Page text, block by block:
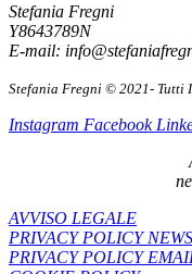
Stefania Fregni
Y8643789N
E-mail:
Stefania Fregni © 2021- Tutti
Instagram Facebook
AVVISO LEGALE
PRIVACY POLICY
PRIVACY POLICY